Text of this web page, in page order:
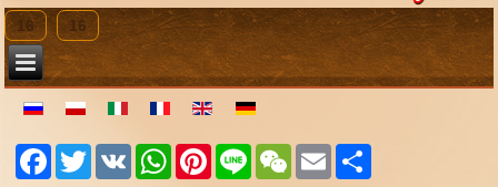
16 16
Facebook
TwitterVK WhatsAppPinterest
Line WeChatEmail